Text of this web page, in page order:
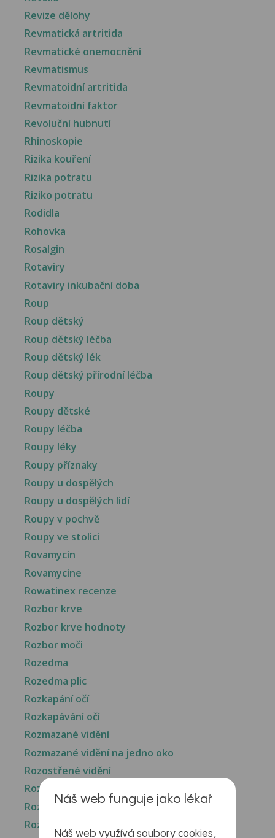
Revize dělohy
Revmatická artritida
Revmatické onemocnění
Revmatismus
Revmatoidní artritida
Revmatoidní faktor
Revoluční hubnutí
Rhinoskopie
Rizika kouření
Rizika potratu
Riziko potratu
Rodidla
Rohovka
Rosalgin
Rotaviry
Rotaviry inkubační doba
Roup
Roup dětský
Roup dětský léčba
Roup dětský lék
Roup dětský přírodní léčba
Roupy
Roupy dětské
Roupy léčba
Roupy léky
Roupy příznaky
Roupy u dospělých
Roupy u dospělých lidí
Roupy v pochvě
Roupy ve stolici
Rovamycin
Rovamycine
Rowatinex recenze
Rozbor krve
Rozbor krve hodnoty
Rozbor moči
Rozedma
Rozedma plic
Rozkapání očí
Rozkapávání očí
Rozmazané vidění
Rozmazané vidění na jedno oko
Rozostřené vidění
Rozpraskaný jazyk
Rozšíření močové trubice
Rozškrábané znaménko
Náš web funguje jako lékař
Náš web využívá soubory cookies,